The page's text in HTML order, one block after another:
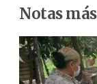
Notas